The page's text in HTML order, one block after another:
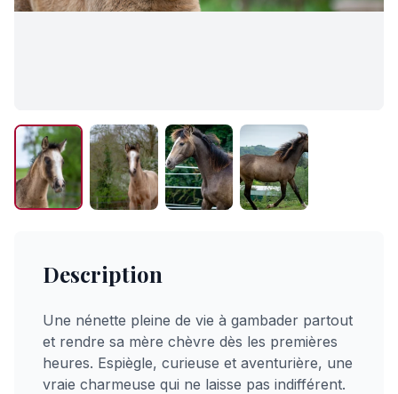
Description
Une nénette pleine de vie à gambader partout
et rendre sa mère chèvre dès les premières
heures. Espiègle, curieuse et aventurière, une
vraie charmeuse qui ne laisse pas indifférent.